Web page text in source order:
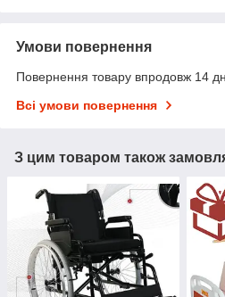
Умови повернення
Повернення товару впродовж 14
Всі умови повернення
З цим товаром також